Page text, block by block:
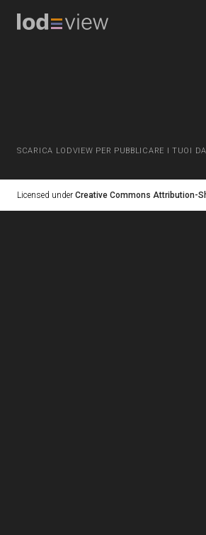
SCARICA LODVIEW PER PUBBLICARE I TUOI
Licensed under Creative Commons Attribution-